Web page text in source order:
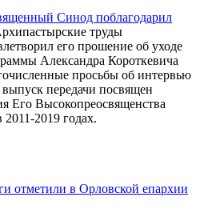
Синод поблагодарил
труды
его прошение об уходе
Александра Короткевича
просьбы об интервью
передачи посвящен
Его Высокопреосвященства
2019 годах.